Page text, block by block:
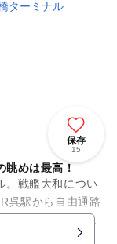
保存
15
めは最高！
。戦艦大和につい
呉駅から自由通路
屋根のシンボルド